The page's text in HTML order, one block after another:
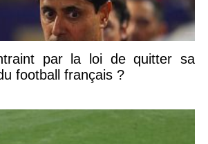
par la loi de quitter sa
football français ?